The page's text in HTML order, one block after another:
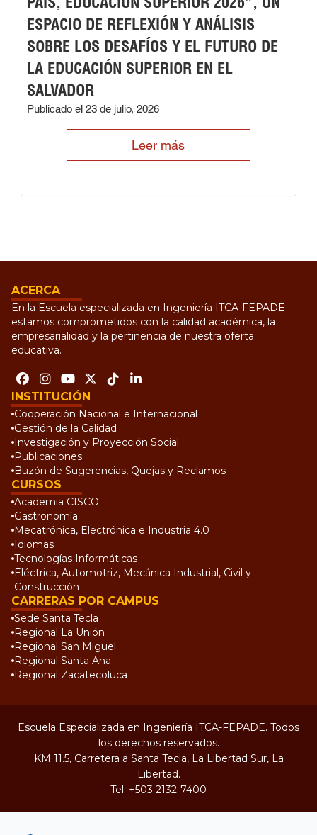
ESPACIO DE REFLEXIÓN Y ANÁLISIS
SOBRE LOS DESAFÍOS Y EL FUTURO DE
LA EDUCACIÓN SUPERIOR EN EL
SALVADOR
Publicado el 23 de julio, 2026
Leer más
ACERCA
En la Escuela especializada en Ingeniería ITCA-FEPADE
estamos comprometidos con la calidad académica, la
empresarialidad y la pertinencia de nuestra oferta
educativa.
INSTITUCIÓN
Cooperación Nacional e Internacional
Gestión de la Calidad
Investigación y Proyección Social
Publicaciones
Buzón de Sugerencias, Quejas y Reclamos
CURSOS
Academia CISCO
Gastronomía
Mecatrónica, Electrónica e Industria 4.0
Idiomas
Tecnologías Informáticas
Eléctrica, Automotriz, Mecánica Industrial, Civil y
Construcción
CARRERAS POR CAMPUS
Sede Santa Tecla
Regional La Unión
Regional San Miguel
Regional Santa Ana
Regional Zacatecoluca
Escuela Especializada en Ingeniería ITCA-FEPADE. Todos
los derechos reservados.
KM 11.5, Carretera a Santa Tecla, La Libertad Sur, La
Libertad.
Tel. +503 2132-7400